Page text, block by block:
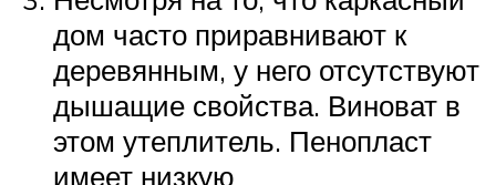
дом часто приравнивают к
деревянным, у него отсутствуют
дышащие свойства. Виноват в
этом утеплитель. Пенопласт
имеет низкую